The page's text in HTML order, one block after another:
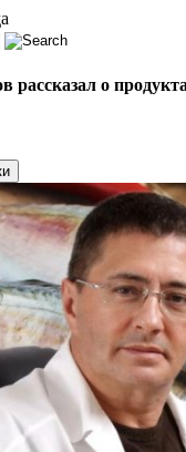
рассказал о